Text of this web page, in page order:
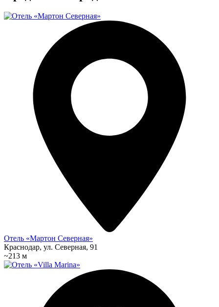
Отель «Мартон Северная»
Краснодар, ул. Северная, 91
~213 м